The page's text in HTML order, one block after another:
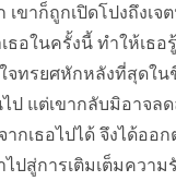
เขาก็ถูกเปิดโปงถึงเจ
ธอในครั้งนี้ ทำให้เธอ
จทรยศหักหลังที่สุดใน
ป แต่เขากลับมิอาจล
กเธอไปได้ จึงได้ออ
ไปสู่การเติมเต็มควา